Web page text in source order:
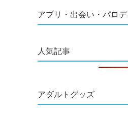
アプリ・出会い・パロデ
人気記事
アダルトグッズ